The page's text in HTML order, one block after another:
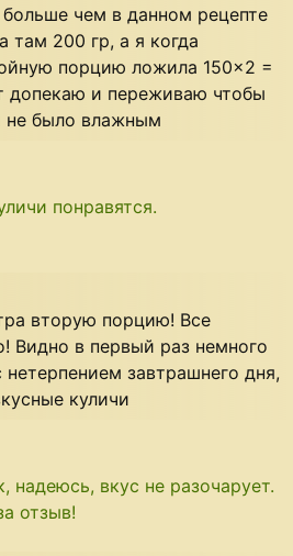
чем в данном рецепте
там 200 гр, а я когда
порцию ложила 150×2 =
допекаю и переживаю чтобы
не было влажным
понравятся.
вторую порцию! Все
Видно в первый раз немного
завтрашнего дня,
куличи
вкус не разочарует.
отзыв!